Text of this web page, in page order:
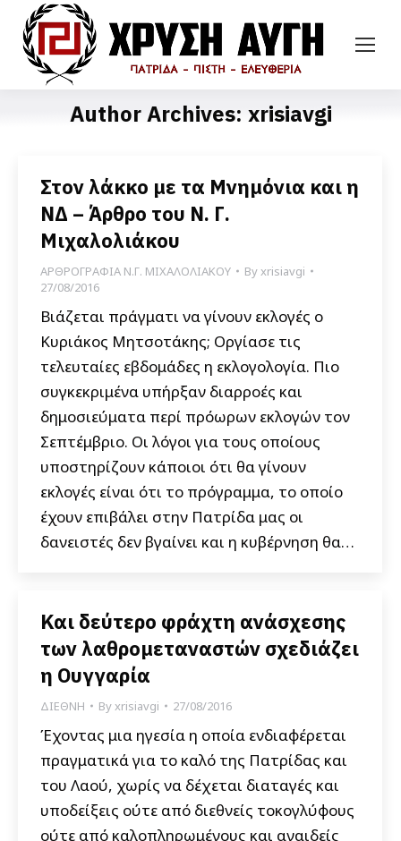
Author Archives: xrisiavgi
Στον λάκκο με τα Μνημόνια και η
ΝΔ – Άρθρο του Ν. Γ.
Μιχαλολιάκου
ΑΡΘΡΟΓΡΑΦΙΑ Ν.Γ. ΜΙΧΑΛΟΛΙΑΚΟΥ Byxrisiavgi
27/08/2016
Βιάζεται πράγματι να γίνουν εκλογές ο
Κυριάκος Μητσοτάκης; Οργίασε τις
τελευταίες εβδομάδες η εκλογολογία. Πιο
συγκεκριμένα υπήρξαν διαρροές και
δημοσιεύματα περί πρόωρων εκλογών τον
Σεπτέμβριο. Οι λόγοι για τους οποίους
υποστηρίζουν κάποιοι ότι θα γίνουν
εκλογές είναι ότι το πρόγραμμα, το οποίο
έχουν επιβάλει στην Πατρίδα μας οι
δανειστές δεν βγαίνει και η κυβέρνηση θα…
Και δεύτερο φράχτη ανάσχεσης
των λαθρομεταναστών σχεδιάζει
η Ουγγαρία
ΔΙΕΘΝΗ Byxrisiavgi 27/08/2016
Έχοντας μια ηγεσία η οποία ενδιαφέρεται
πραγματικά για το καλό της Πατρίδας και
του Λαού, χωρίς να δέχεται διαταγές και
υποδείξεις ούτε από διεθνείς τοκογλύφους
ούτε από καλοπληρωμένους και αναιδείς